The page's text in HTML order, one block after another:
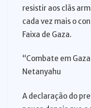
resistir aos clãs
cada vez mais o
Faixa de Gaza.
“Combate em
Netanyahu
A declaração do